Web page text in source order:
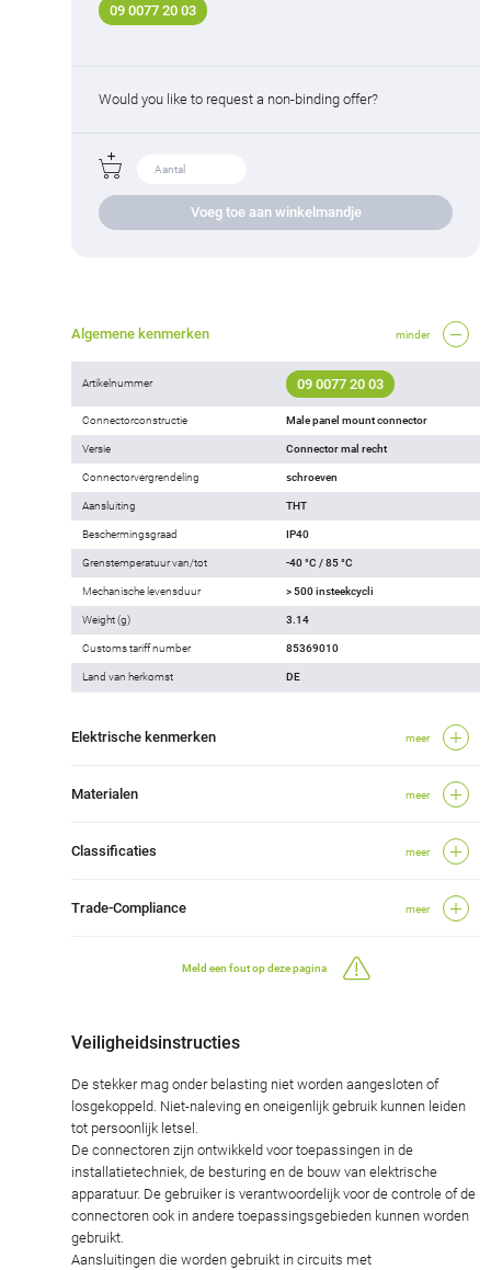
09 0077 20 03
Would you like to request a non-binding offer?
Voeg toe aan winkelmandje
Algemene kenmerken minder
Artikelnummer 09 0077 20 03
Connectorconstructie Male panel mount connector
Versie Connector mal recht
Connectorvergrendeling schroeven
Aansluiting THT
Beschermingsgraad IP40
Grenstemperatuur van/tot -40 °C / 85 °C
Mechanische levensduur > 500 insteekcycli
Weight (g) 3.14
Customs tariff number 85369010
Land van herkomst DE
Elektrische kenmerken meer
Materialen meer
Classificaties meer
Trade-Compliance meer
Meld een fout op deze pagina
Veiligheidsinstructies
De stekker mag onder belasting niet worden aangesloten of
losgekoppeld. Niet-naleving en oneigenlijk gebruik kunnen leiden
tot persoonlijk letsel.
De connectoren zijn ontwikkeld voor toepassingen in de
installatietechniek, de besturing en de bouw van elektrische
apparatuur. De gebruiker is verantwoordelijk voor de controle of de
connectoren ook in andere toepassingsgebieden kunnen worden
gebruikt.
Aansluitingen die worden gebruikt in circuits met